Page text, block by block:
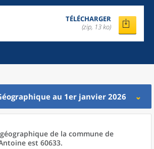
TÉLÉCHARGER
(zip, 13 ko)
au 1er janvier 2026
de la commune de
est 60633.